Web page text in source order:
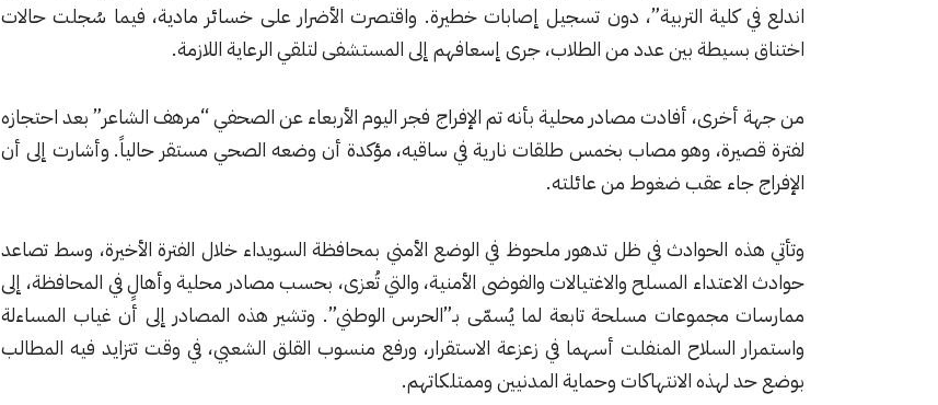
اندلع في كلية التربية”، دون تسجيل إصابات خطيرة. واقتصرت الأضرار على خسائر مادية، فيما سُجلت حالات
اختناق بسيطة بين عدد من الطلاب، جرى إسعافهم إلى المستشفى لتلقي الرعاية اللازمة.
من جهة أخرى، أفادت مصادر محلية بأنه تم الإفراج فجر اليوم الأربعاء عن الصحفي “مرهف الشاعر” بعد احتجازه
لفترة قصيرة، وهو مصاب بخمس طلقات نارية في ساقيه، مؤكدة أن وضعه الصحي مستقر حالياً. وأشارت إلى أن
الإفراج جاء عقب ضغوط من عائلته.
وتأتي هذه الحوادث في ظل تدهور ملحوظ في الوضع الأمني بمحافظة السويداء خلال الفترة الأخيرة، وسط تصاعد
حوادث الاعتداء المسلح والاغتيالات والفوضى الأمنية، والتي تُعزى، بحسب مصادر محلية وأهالٍ في المحافظة، إلى
ممارسات مجموعات مسلحة تابعة لما يُسمّى بـ”الحرس الوطني”. وتشير هذه المصادر إلى أن غياب المساءلة
واستمرار السلاح المنفلت أسهما في زعزعة الاستقرار، ورفع منسوب القلق الشعبي، في وقت تتزايد فيه المطالب
بوضع حد لهذه الانتهاكات وحماية المدنيين وممتلكاتهم.